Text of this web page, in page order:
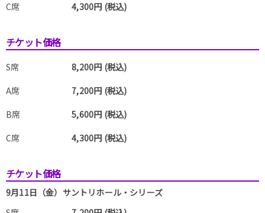
C席
4,300円 (税込)
チケット価格
S席
8,200円 (税込)
A席
7,200円 (税込)
B席
5,600円 (税込)
C席
4,300円 (税込)
チケット価格
9月11日（金）サントリホール・シリーズ